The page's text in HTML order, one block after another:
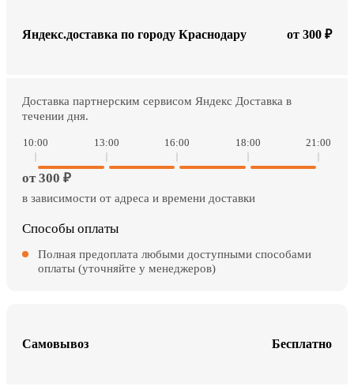
Яндекс.доставка по городу Краснодару от 300 ₽
Доставка партнерским сервисом Яндекс Доставка в
течении дня.
10:00 13:00 16:00 18:00 21:00
от 300 ₽
в зависимости от адреса и времени доставки
Способы оплаты
Полная предоплата любыми доступными способами
оплаты (уточняйте у менеджеров)
Самовывоз Бесплатно